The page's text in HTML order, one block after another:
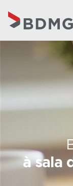
à sala